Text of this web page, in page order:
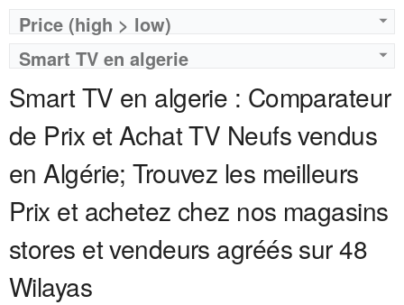
Price (high > low)
Smart TV en algerie
Smart TV en algerie : Comparateur
de Prix et Achat TV Neufs vendus
en Algérie; Trouvez les meilleurs
Prix et achetez chez nos magasins
stores et vendeurs agréés sur 48
Wilayas
Marque:LG
Définition:
UHD TV
Définition:UHD TV
View Details →